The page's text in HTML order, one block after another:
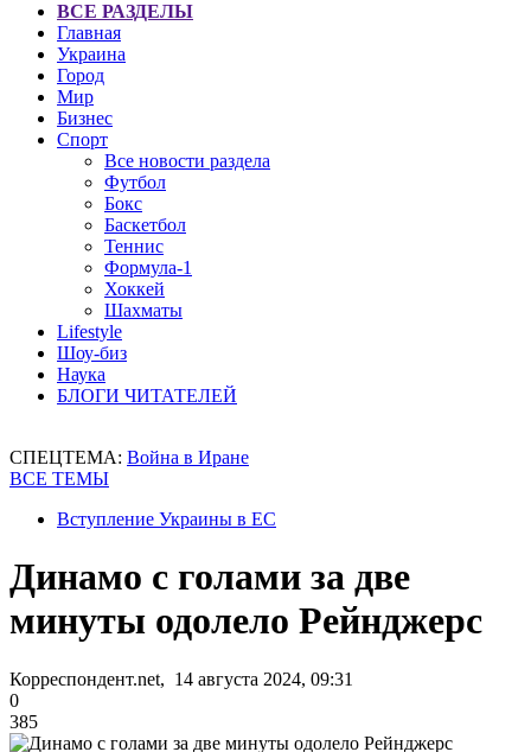
ВСЕ РАЗДЕЛЫ
Главная
Украина
Город
Мир
Бизнес
Спорт
Все новости раздела
Футбол
Бокс
Баскетбол
Теннис
Формула-1
Хоккей
Шахматы
Lifestyle
Шоу-биз
Наука
БЛОГИ ЧИТАТЕЛЕЙ
СПЕЦТЕМА: Война в Иране
ВСЕ ТЕМЫ
Вступление Украины в ЕС
Динамо с голами за две
минуты одолело Рейнджерс
Корреспондент.net, 14 августа 2024, 09:31
0
385